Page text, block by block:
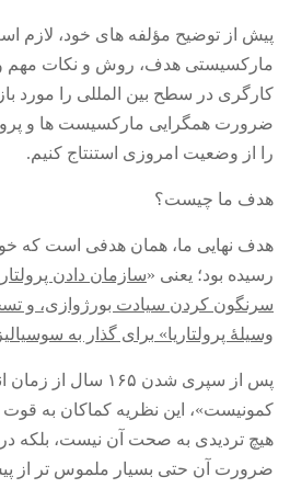
SWP حزب کارگر سوسیالیست
آنارشیست ها
مارکسیسم
لنینیسم
تروتسکیسم
استالینیسم
آنارکو سندیکالیسم
آموزش مارکسیستی
کمیته اقدام کارگری
زنان
پیش از توضیح مؤلفه های خود، لازم
مارکسیستی هدف، روش و نکات مهم
کارگری در سطح بین المللی را مورد
ضرورت همگرایی مارکسیست ها و
را از وضعیت امروزی استنتاج کنیم.
هدف ما چیست؟
هدف نهایی ما، همان هدفی است که
رسیده بود؛ یعنی «سازمان دادن
سرنگون کردن سیادت بورژوازی، و
وسیلۀ پرولتاریا» برای گذار به
پس از سپری شدن ۱۶۵ سال از زمان انتشار
کمونیست»، این نظریه کماکان به
هیچ تردیدی به صحت آن نیست، بلکه
ضرورت آن حتی بسیار ملموس تر از